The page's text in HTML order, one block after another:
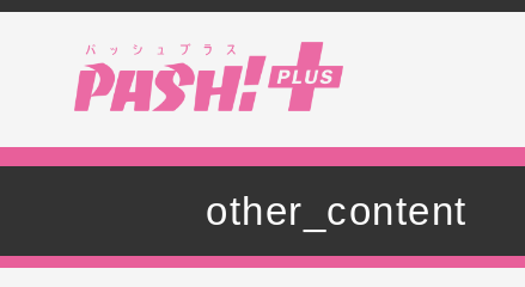
other_content